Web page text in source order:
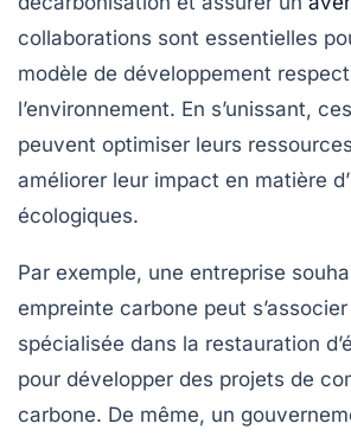
collaborations sont essentielles
modèle de développement
l’environnement. En s’unissant,
peuvent optimiser leurs
améliorer leur impact en matière
écologiques.
Par exemple, une entreprise
empreinte carbone peut
spécialisée dans la restauration
pour développer des projets de
carbone. De même, un